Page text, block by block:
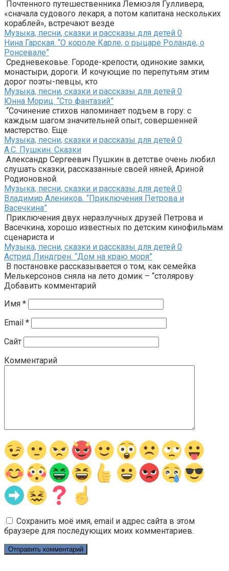
Почтенного путешественника Лемюэля Гулливера,
«сначала судового лекаря, а потом капитана нескольких
кораблей», встречают везде
Музыка, песни, сказки и рассказы для детей 0
Нина Гарская. “О короле Карле, о рыцаре Роланде, о
Ронсевале”
Средневековье. Городе-крепости, одинокие замки,
монастыри, дороги. И кочующие по перепутьям этим
дорог поэты-певцы, кто
Музыка, песни, сказки и рассказы для детей 0
Юнна Мориц. “Сто фантазий”
“Сочинение стихов напоминает подъем в гору: с
каждым шагом значительней опыт, совершенней
мастерство. Еще
Музыка, песни, сказки и рассказы для детей 0
А.С. Пушкин. Сказки
Александр Сергеевич Пушкин в детстве очень любил
слушать сказки, рассказанные своей няней, Ариной
Родионовной.
Музыка, песни, сказки и рассказы для детей 0
Владимир Алеников. “Приключения Петрова и
Васечкина”
Приключения двух неразлучных друзей Петрова и
Васечкина, хорошо известных по детским кинофильмам
сценариста и
Музыка, песни, сказки и рассказы для детей 0
Астрид Линдгрен. “Дом на краю моря”
В постановке рассказывается о том, как семейка
Мелькерсонов сняла на лето домик – “столярову
Добавить комментарий
Имя *
Email *
Сайт
Комментарий
Сохранить моё имя, email и адрес сайта в этом
браузере для последующих моих комментариев.